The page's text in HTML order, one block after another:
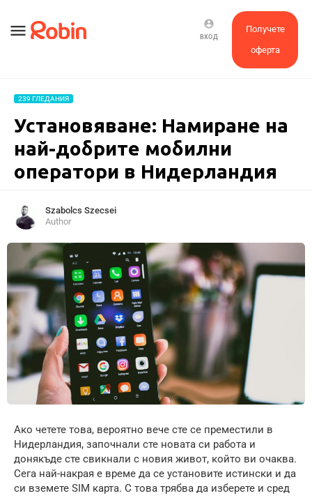
menu
Получете
оферта
account_circle
ВХОД
239 ГЛЕДАНИЯ
Установяване: Намиране на
най-добрите мобилни
оператори в Нидерландия
Szabolcs Szecsei
Author
Ако четете това, вероятно вече сте се преместили в
Нидерландия, започнали сте новата си работа и
донякъде сте свикнали с новия живот, който ви очаква.
Сега най-накрая е време да се установите истински и да
си вземете SIM карта. С това трябва да изберете и сред